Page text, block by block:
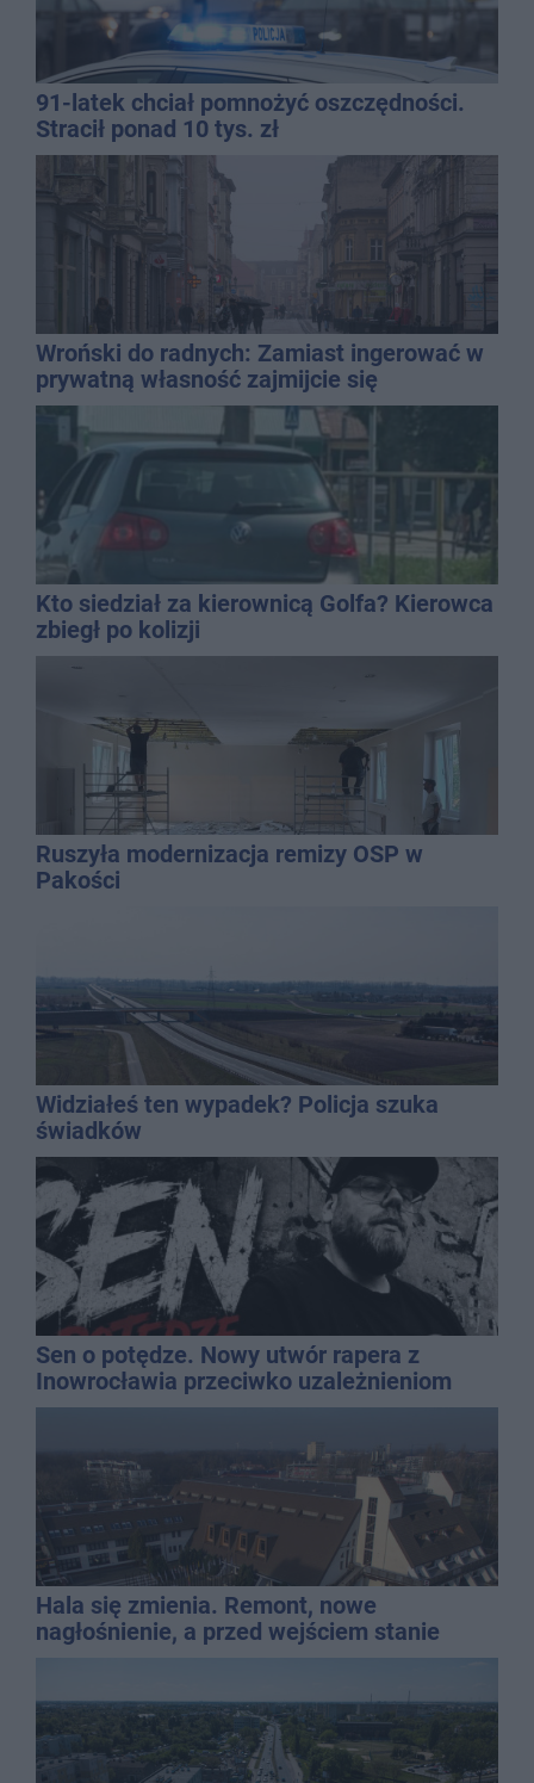
91-latek chciał pomnożyć oszczędności.
Stracił ponad 10 tys. zł
Wroński do radnych: Zamiast ingerować w
prywatną własność zajmijcie się
gospodarką
Kto siedział za kierownicą Golfa? Kierowca
zbiegł po kolizji
Ruszyła modernizacja remizy OSP w
Pakości
Widziałeś ten wypadek? Policja szuka
świadków
Sen o potędze. Nowy utwór rapera z
Inowrocławia przeciwko uzależnieniom
Hala się zmienia. Remont, nowe
nagłośnienie, a przed wejściem stanie